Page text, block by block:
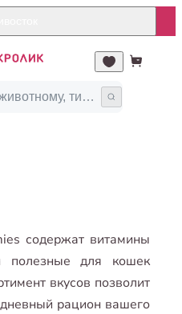
содержат витамины
для кошек
вкусов позволит
рацион вашего